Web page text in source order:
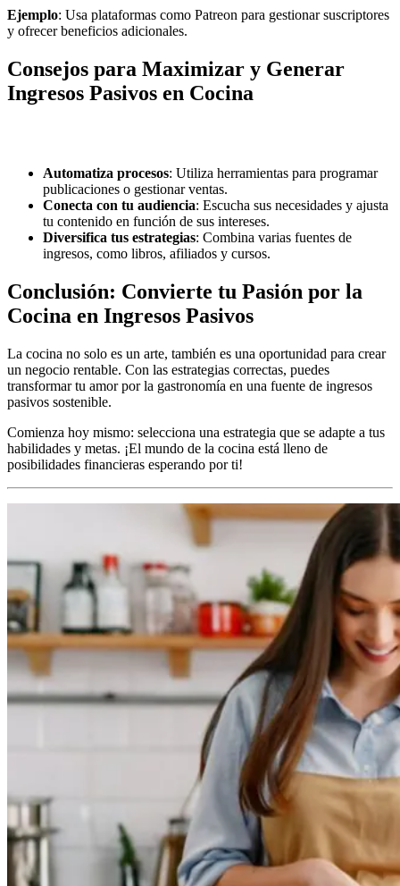
Ejemplo: Usa plataformas como Patreon para gestionar suscriptores
y ofrecer beneficios adicionales.
Consejos para Maximizar y Generar
Ingresos Pasivos en Cocina
Automatiza procesos: Utiliza herramientas para programar
publicaciones o gestionar ventas.
Conecta con tu audiencia: Escucha sus necesidades y ajusta
tu contenido en función de sus intereses.
Diversifica tus estrategias: Combina varias fuentes de
ingresos, como libros, afiliados y cursos.
Conclusión: Convierte tu Pasión por la
Cocina en Ingresos Pasivos
La cocina no solo es un arte, también es una oportunidad para crear
un negocio rentable. Con las estrategias correctas, puedes
transformar tu amor por la gastronomía en una fuente de ingresos
pasivos sostenible.
Comienza hoy mismo: selecciona una estrategia que se adapte a tus
habilidades y metas. ¡El mundo de la cocina está lleno de
posibilidades financieras esperando por ti!